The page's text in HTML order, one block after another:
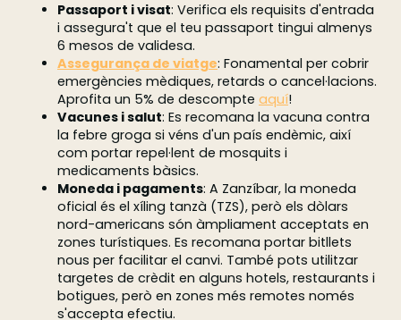
Passaport i visat: Verifica els requisits d'entrada
i assegura't que el teu passaport tingui almenys
6 mesos de validesa.
Assegurança de viatge: Fonamental per cobrir
emergències mèdiques, retards o cancel·lacions.
Aprofita un 5% de descompte aquí!
Vacunes i salut: Es recomana la vacuna contra
la febre groga si véns d'un país endèmic, així
com portar repel·lent de mosquits i
medicaments bàsics.
Moneda i pagaments: A Zanzíbar, la moneda
oficial és el xíling tanzà (TZS), però els dòlars
nord-americans són àmpliament acceptats en
zones turístiques. Es recomana portar bitllets
nous per facilitar el canvi. També pots utilitzar
targetes de crèdit en alguns hotels, restaurants i
botigues, però en zones més remotes només
s'accepta efectiu.